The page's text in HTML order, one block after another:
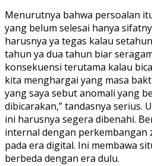
Menurutnya bahwa persoalan
yang belum selesai hanya
harusnya ya tegas kalau
tahun ya dua tahun biar
konsekuensi terutama kalau
kita menghargai yang masa
yang saya sebut anomali yang
dibicarakan,” tandasnya serius.
ini harusnya segera dibenahi.
internal dengan perkembangan
pada era digital. Ini membawa
berbeda dengan era dulu.